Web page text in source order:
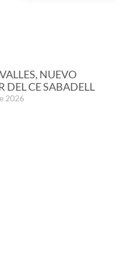
NUEVO
DEL CE SABADELL
2026